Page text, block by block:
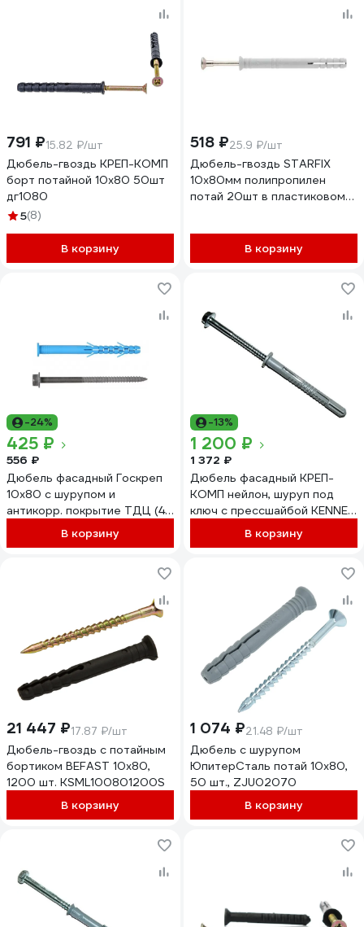
791 ₽15.82 ₽/шт
Дюбель-гвоздь КРЕП-КОМП
борт потайной 10х80 50шт
дг1080
5(8)
В корзину
518 ₽25.9 ₽/шт
Дюбель-гвоздь STARFIX
10х80мм полипропилен
потай 20шт в пластиковом
В корзину
-24%
425 ₽
556 ₽
Дюбель фасадный Госкреп
10х80 с шурупом и
антикорр. покрытие ТДЦ (4
шт), ГОСКРЕП, подвес
(тк=10) 15-0012387
В корзину
-13%
1 200 ₽
1 372 ₽
Дюбель фасадный КРЕП-
КОМП нейлон, шуруп под
ключ с прессшайбой KENNER
Profi 10х 80 Дакромет пр.
8.8 (50шт) фдкд1080п
В корзину
21 447 ₽17.87 ₽/шт
Дюбель-гвоздь с потайным
бортиком BEFAST 10x80,
1200 шт. KSML100801200S
В корзину
1 074 ₽21.48 ₽/шт
Дюбель с шурупом
ЮпитерСталь потай 10х80,
50 шт., ZJU02070
В корзину